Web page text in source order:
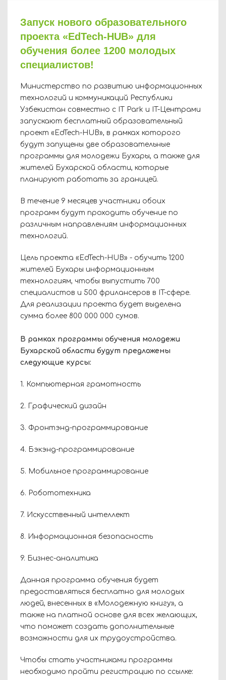
Запуск нового образовательного
проекта «EdTech-HUB» для
обучения более 1200 молодых
специалистов!
Министерство по развитию информационных
технологий и коммуникаций Республики
Узбекистан совместно с IT Park и IT-Центрами
запускают бесплатный образовательный
проект «EdTech-HUB», в рамках которого
будут запущены две образовательные
программы для молодежи Бухары, а также для
жителей Бухарской области, которые
планируют работать за границей.
В течение 9 месяцев участники обоих
программ будут проходить обучение по
различным направлениям информационных
технологий.
Цель проекта «EdTech-HUB» - обучить 1200
жителей Бухары информационным
технологиям, чтобы выпустить 700
специалистов и 500 фрилансеров в IT-сфере.
Для реализации проекта будет выделена
сумма более 800 000 000 сумов.
В рамках программы обучения молодежи
Бухарской области будут предложены
следующие курсы:
1. Компьютерная грамотность
2. Графический дизайн
3. Фронтэнд-программирование
4. Бэкэнд-программирование
5. Мобильное программирование
6. Робототехника
7. Искусственный интеллект
8. Информационная безопасность
9. Бизнес-аналитика
Данная программа обучения будет
предоставляться бесплатно для молодых
людей, внесенных в «Молодежную книгу», а
также на платной основе для всех желающих,
что поможет создать дополнительные
возможности для их трудоустройства.
Чтобы стать участниками программы
необходимо пройти регистрацию по ссылке: